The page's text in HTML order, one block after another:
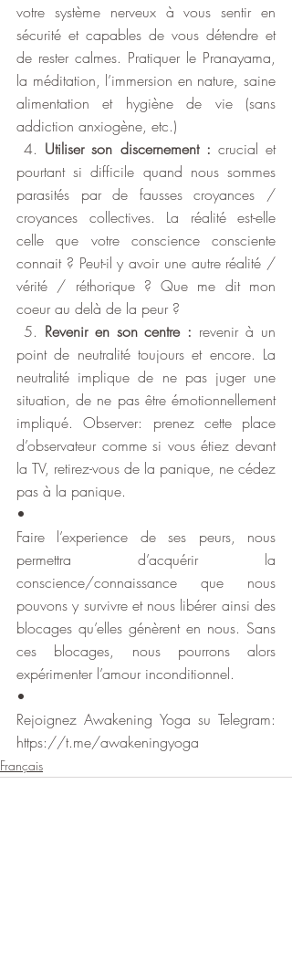
votre système nerveux à vous sentir en
sécurité et capables de vous détendre et
de rester calmes. Pratiquer le Pranayama,
la méditation, l’immersion en nature, saine
alimentation et hygiène de vie (sans
addiction anxiogène, etc.)
4. Utiliser son discernement : crucial et
pourtant si difficile quand nous sommes
parasités par de fausses croyances /
croyances collectives. La réalité est-elle
celle que votre conscience consciente
connait ? Peut-il y avoir une autre réalité /
vérité / réthorique ? Que me dit mon
coeur au delà de la peur ?
5. Revenir en son centre : revenir à un
point de neutralité toujours et encore. La
neutralité implique de ne pas juger une
situation, de ne pas être émotionnellement
impliqué. Observer: prenez cette place
d’observateur comme si vous étiez devant
la TV, retirez-vous de la panique, ne cédez
pas à la panique.
•
Faire l’experience de ses peurs, nous
permettra d’acquérir la
conscience/connaissance que nous
pouvons y survivre et nous libérer ainsi des
blocages qu’elles génèrent en nous. Sans
ces blocages, nous pourrons alors
expérimenter l’amour inconditionnel.
•
Rejoignez Awakening Yoga su Telegram:
https://t.me/awakeningyoga
Français